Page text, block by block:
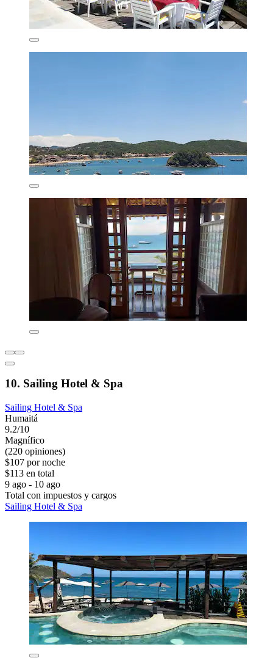
10. Sailing Hotel & Spa
Sailing Hotel & Spa
Humaitá
9.2/10
Magnífico
(220 opiniones)
$107 por noche
$113 en total
9 ago - 10 ago
Total con impuestos y cargos
Sailing Hotel & Spa